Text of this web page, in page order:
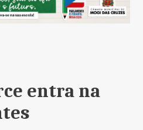
entra na